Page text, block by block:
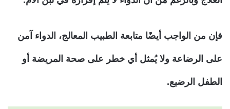
فإن من الواجب أيضًا متابعة الطبيب المعالج، الدواء آمن
على الرضاعة ولا يُمثل أي خطر على صحة المريضة أو
الطفل الرضيع.